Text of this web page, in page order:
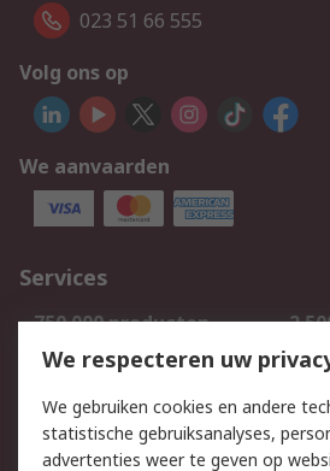
023 51 66 555
Volg ons op
We aanvaarden
Services
750.000 producten
Bestellen
Track & Trace
We respecteren uw
We gebruiken cookies en andere
statistische gebruiksanalyses,
advertenties weer te geven op